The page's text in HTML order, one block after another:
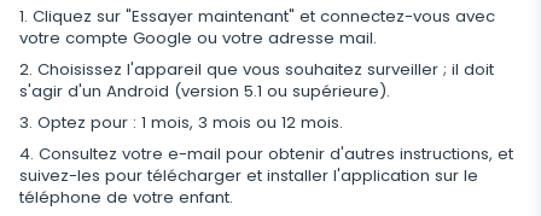
Cliquez sur "Essayer maintenant" et connectez-vous avec
votre compte Google ou votre adresse mail.
Choisissez l'appareil que vous souhaitez surveiller ; il doit
s'agir d'un Android (version 5.1 ou supérieure).
Optez pour : 1 mois, 3 mois ou 12 mois.
Consultez votre e-mail pour obtenir d'autres instructions, et
suivez-les pour télécharger et installer l'application sur le
téléphone de votre enfant.